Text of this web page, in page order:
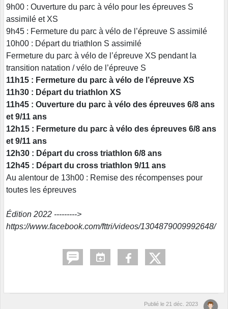
9h00 : Ouverture du parc à vélo pour les épreuves S
assimilé et XS
9h45 : Fermeture du parc à vélo de l’épreuve S assimilé
10h00 : Départ du triathlon S assimilé
Fermeture du parc à vélo de l’épreuve XS pendant la
transition natation / vélo de l’épreuve S
11h15 : Fermeture du parc à vélo de l’épreuve XS
11h30 : Départ du triathlon XS
11h45 : Ouverture du parc à vélo des épreuves 6/8 ans
et 9/11 ans
12h15 : Fermeture du parc à vélo des épreuves 6/8 ans
et 9/11 ans
12h30 : Départ du cross triathlon 6/8 ans
12h45 : Départ du cross triathlon 9/11 ans
Au alentour de 13h00 : Remise des récompenses pour
toutes les épreuves
Édition 2022 --------->
https://www.facebook.com/fttri/videos/1304879009992648/
Publié le 21 déc. 2023